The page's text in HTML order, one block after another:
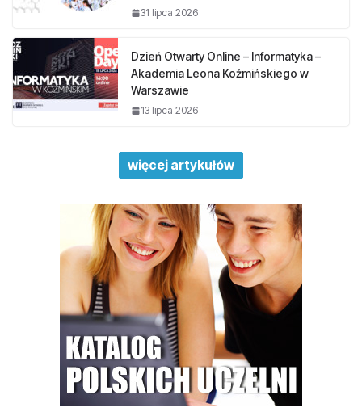
31 lipca 2026
Dzień Otwarty Online – Informatyka –
Akademia Leona Koźmińskiego w
Warszawie
13 lipca 2026
więcej artykułów